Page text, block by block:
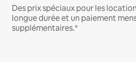
Des prix spéciaux pour les
longue durée et un paiement
supplémentaires.*